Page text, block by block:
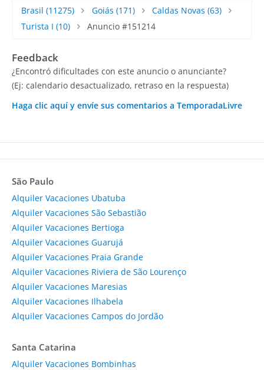
Brasil (11275) Goiás (171) Caldas Novas (63)
Turista I (10) Anuncio #151214
Feedback
¿Encontró dificultades con este anuncio o anunciante?
(Ej: calendario desactualizado, retraso en la respuesta)
Haga clic aquí y envíe sus comentarios a TemporadaLivre
São Paulo
Alquiler Vacaciones Ubatuba
Alquiler Vacaciones São Sebastião
Alquiler Vacaciones Bertioga
Alquiler Vacaciones Guarujá
Alquiler Vacaciones Praia Grande
Alquiler Vacaciones Riviera de São Lourenço
Alquiler Vacaciones Maresias
Alquiler Vacaciones Ilhabela
Alquiler Vacaciones Campos do Jordão
Santa Catarina
Alquiler Vacaciones Bombinhas